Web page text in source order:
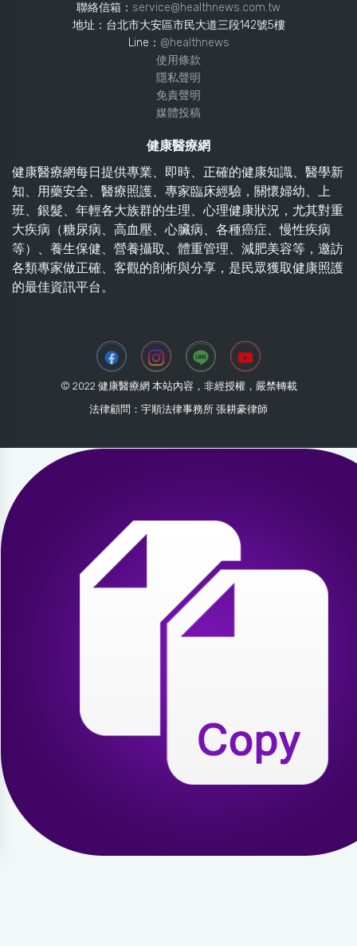
聯絡信箱： service@healthnews.com.tw
地址：台北市大安區市民大道三段142號5樓
Line： @healthnews
使用條款
隱私聲明
免責聲明
媒體投稿
健康醫療網
健康醫療網每日提供專業、即時、正確的健康知識、醫學新
知、用藥安全、醫療照護、專家臨床經驗，關懷婦幼、上
班、銀髮、年輕各大族群的生理、心理健康狀況，尤其對重
大疾病（糖尿病、高血壓、心臟病、各種癌症、慢性疾病
等）、養生保健、營養攝取、體重管理、減肥美容等，邀訪
各類專家做正確、客觀的剖析與分享，是民眾獲取健康照護
的最佳資訊平台。
© 2022 健康醫療網 本站內容，非經授權，嚴禁轉載
法律顧問：宇順法律事務所 張耕豪律師